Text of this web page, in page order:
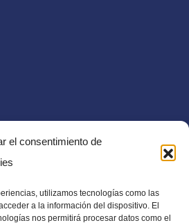
el consentimiento de
utilizamos tecnologías como las
a la información del dispositivo. El
nos permitirá procesar datos como el